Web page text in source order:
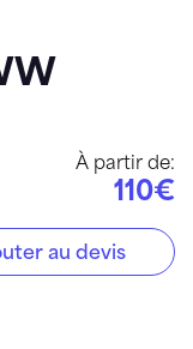
À partir de:
110€
au devis